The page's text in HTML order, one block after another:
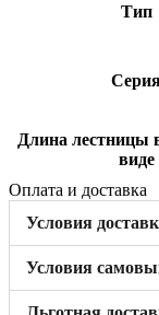
Тип
Длина лестницы
виде
Оплата и доставка
Условия
Условия